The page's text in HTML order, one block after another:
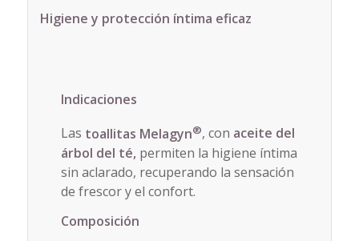
Higiene y protección íntima eficaz
Indicaciones
Las toallitas Melagyn®, con aceite del
árbol del té,permiten la higiene íntima
sin aclarado, recuperando la sensación
de frescor y el confort.
Composición